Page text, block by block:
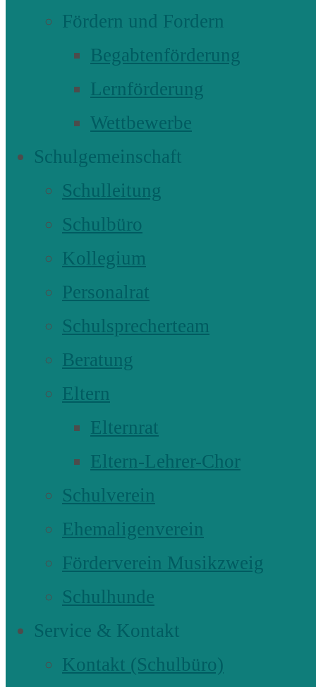
Fördern und Fordern
Begabtenförderung
Lernförderung
Wettbewerbe
Schulgemeinschaft
Schulleitung
Schulbüro
Kollegium
Personalrat
Schulsprecherteam
Beratung
Eltern
Elternrat
Eltern-Lehrer-Chor
Schulverein
Ehemaligenverein
Förderverein Musikzweig
Schulhunde
Service & Kontakt
Kontakt (Schulbüro)